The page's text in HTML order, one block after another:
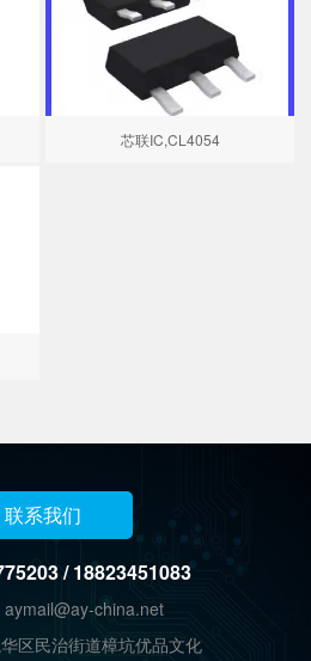
芯联IC,CL4054
联系我们
/ 18823451083
aymail@ay-china.net
区民治街道樟坑优品文化